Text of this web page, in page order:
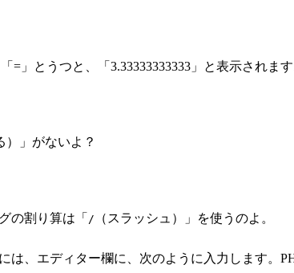
=」とうつと、「3.33333333333」と表示されます
）」がないよ？
の割り算は「 / （スラッシュ）」を使うのよ。
は、エディター欄に、次のように入力します。